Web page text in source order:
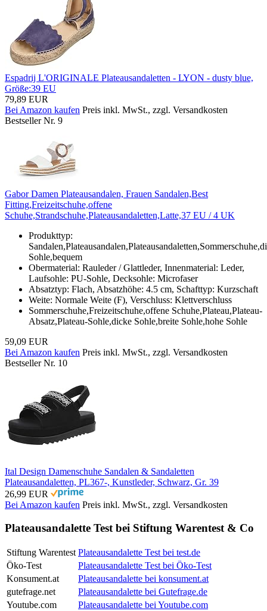
Espadrij L'ORIGINALE Plateausandaletten - LYON - dusty blue,
Größe:39 EU
79,89 EUR
Bei Amazon kaufen Preis inkl. MwSt., zzgl. Versandkosten
Bestseller Nr. 9
Gabor Damen Plateausandalen, Frauen Sandalen,Best
Fitting,Freizeitschuhe,offene
Schuhe,Strandschuhe,Plateausandaletten,Latte,37 EU / 4 UK
Produkttyp:
Sohle,bequem
Obermaterial: Rauleder / Glattleder, Innenmaterial: Leder,
Laufsohle: PU-Sohle, Decksohle: Microfaser
Absatztyp: Flach, Absatzhöhe: 4.5 cm, Schafttyp: Kurzschaft
Weite: Normale Weite (F), Verschluss: Klettverschluss
Sommerschuhe,Freizeitschuhe,offene Schuhe,Plateau,Plateau-
Absatz,Plateau-Sohle,dicke Sohle,breite Sohle,hohe Sohle
59,09 EUR
Bei Amazon kaufen Preis inkl. MwSt., zzgl. Versandkosten
Bestseller Nr. 10
Ital Design Damenschuhe Sandalen & Sandaletten
Plateausandaletten, PL367-, Kunstleder, Schwarz, Gr. 39
26,99 EUR
Bei Amazon kaufen Preis inkl. MwSt., zzgl. Versandkosten
Plateausandalette Test bei Stiftung Warentest & Co
Stiftung Warentest Plateausandalette Test bei test.de
Öko-Test
Plateausandalette Test bei Öko-Test
Konsument.at
Plateausandalette bei konsument.at
gutefrage.net
Plateausandalette bei Gutefrage.de
Youtube.com
Plateausandalette bei Youtube.com